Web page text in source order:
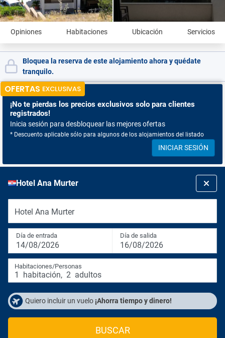
Opiniones Habitaciones Ubicación Servicios
Bloquea la reserva de este alojamiento ahora y quédate
tranquilo.
OFERTAS EXCLUSIVAS
¡No te pierdas los precios exclusivos solo para clientes
registrados!
Inicia sesión para desbloquear las mejores ofertas
* Descuento aplicable sólo para algunos de los alojamientos del listado
INICIAR SESIÓN
Hotel Ana Murter
Hotel Ana Murter
Día de entrada
14/08/2026
Día de salida
16/08/2026
Habitaciones/Personas
1 habitación, 2 adultos
Quiero incluir un vuelo ¡Ahorra tiempo y dinero!
BUSCAR